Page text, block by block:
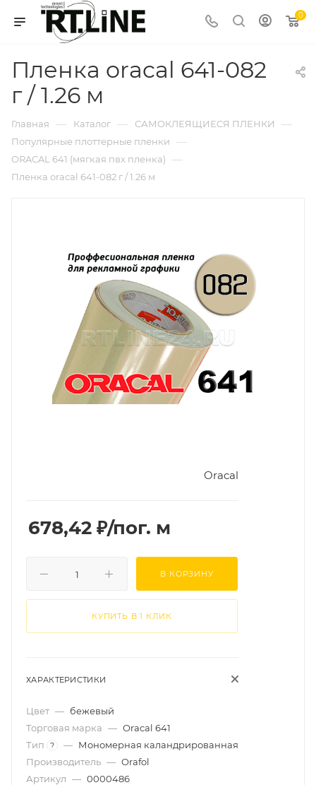
0
Пленка oracal 641-082
г / 1.26 м
Главная — Каталог — САМОКЛЕЯЩИЕСЯ ПЛЕНКИ —
Популярные плоттерные пленки —
ORACAL 641 (мягкая пвх пленка) —
Пленка oracal 641-082 г / 1.26 м
Oracal
678,42 ₽/пог. м
В КОРЗИНУ
КУПИТЬ В 1 КЛИК
ХАРАКТЕРИСТИКИ
Цвет — бежевый
Торговая марка — Oracal 641
Тип
? — Мономерная каландрированная
Производитель — Orafol
Артикул — 0000486